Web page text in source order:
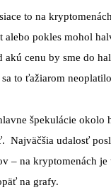
to na
alebo pokles mohol
cenu by sme do
to ťažiarom
špekulácie okolo
Najväčšia udalosť
– na kryptomenách je
na grafy.